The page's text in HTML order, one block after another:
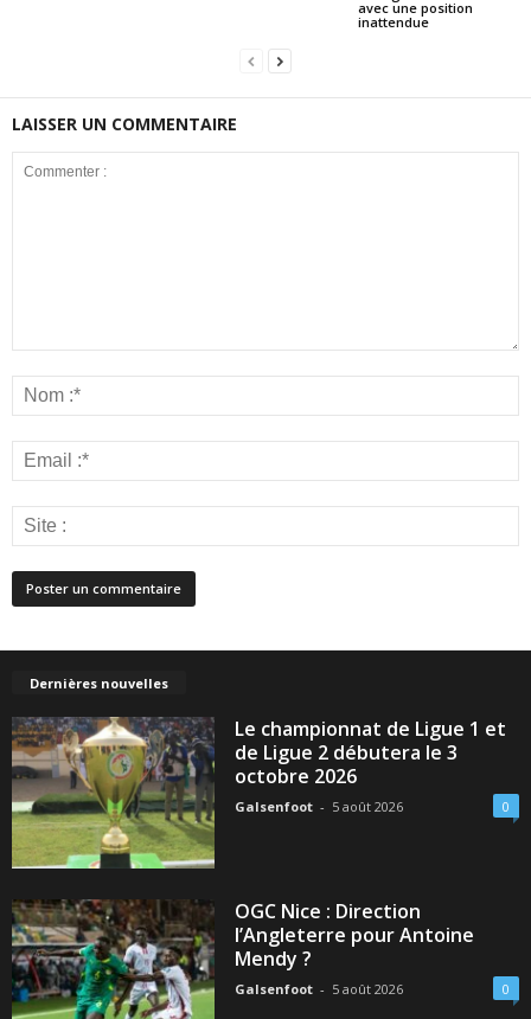
avec une position
inattendue
LAISSER UN COMMENTAIRE
Dernières nouvelles
Le championnat de Ligue 1 et
de Ligue 2 débutera le 3
octobre 2026
Galsenfoot - 5 août 2026 0
OGC Nice : Direction
l’Angleterre pour Antoine
Mendy ?
Galsenfoot - 5 août 2026 0